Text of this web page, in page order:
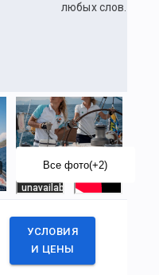
любых слов.
Все фото(+2)
УСЛОВИЯ
И ЦЕНЫ